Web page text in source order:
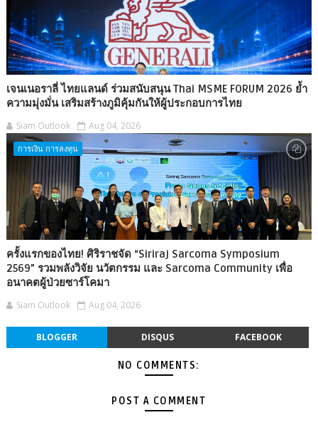
เจนเนอราลี่ ไทยแลนด์ ร่วมสนับสนุน Thai MSME FORUM 2026 ย้ำ
ความมุ่งมั่น เสริมสร้างภูมิคุ้มกันให้ผู้ประกอบการไทย
Siam Outlook Aug 04, 2026
การเงิน การลงทุน
ครั้งแรกของไทย! ศิริราชจัด “Siriraj Sarcoma Symposium
2569” รวมพลังวิจัย นวัตกรรม และ Sarcoma Community เพื่อ
อนาคตผู้ป่วยซาร์โคมา
Siam Outlook Aug 04, 2026
BLOGGER DISQUS FACEBOOK
NO COMMENTS:
POST A COMMENT